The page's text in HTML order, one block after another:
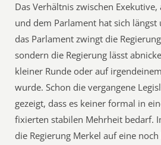
Das Verhältnis zwischen Exekutive,
und dem Parlament hat sich
das Parlament zwingt die
sondern die Regierung lässt
kleiner Runde oder auf
wurde. Schon die vergangene
gezeigt, dass es keiner formal in
fixierten stabilen Mehrheit bedarf.
die Regierung Merkel auf eine